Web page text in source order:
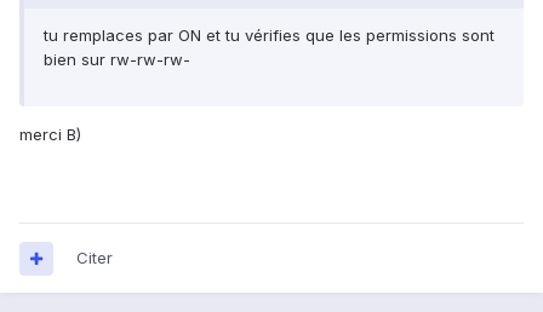
tu remplaces par ON et tu vérifies que les permissions sont
bien sur rw-rw-rw-
merci B)
Citer